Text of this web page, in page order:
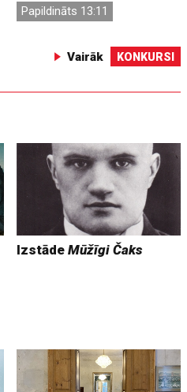
Papildināts 13:11
Vairāk KONKURSI
IzstādeMūžīgi Čaks